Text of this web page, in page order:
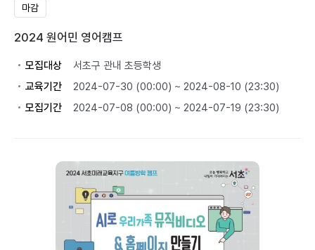
마감
2024 원어민 영어캠프
모집대상
서초구 관내 초등학생
교육기간
2024-07-30 (00:00) ~ 2024-08-10 (23:30)
모집기간
2024-07-08 (00:00) ~ 2024-07-19 (23:30)